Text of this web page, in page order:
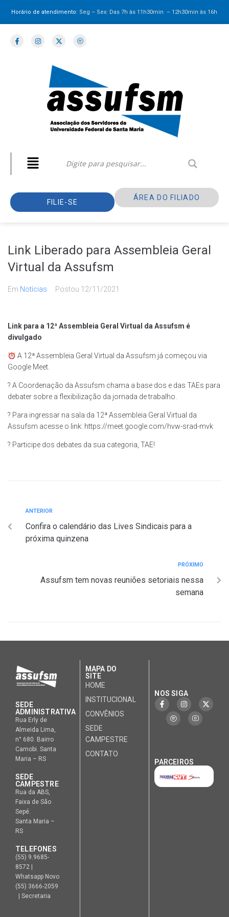
Horário de atendimento: Seg – Sex: Das 7h às 11h30min – 12h30minàs 16h
FILIE-SE
ÁREA DO FILIADO
Link Liberado para Assembleia Geral
Virtual da Assufsm
Em Notícias Postou 12/11/2021
Link para a 12ª Assembleia Geral Virtual da Assufsm é
divulgado
A 12ª Assembleia Geral Virtual da Assufsm já começou via
Google Meet.
?️ A Coordenação da Assufsm chama a base dos e das TAEs para
debater sobre a flexibilização da jornada de trabalho.
? Para ingressar na sala da 12ª Assembleia Geral Virtual da
Assufsm acesse o link: https://meet.google.com/hvw-srad-mvk
? Participe dos debates da sua categoria, TAE!
ANTERIOR
Confira o calendário das Lives Sindicais para a
próxima quinzena
PRÓXIMO
Assufsm tem novas reuniões setoriais nessa
semana
SEDE
ADMINISTRATIVA
Rua Erly de
Almeida Lima,
n° 680. Bairro
Camobi. Santa
Maria – RS
SEDE
CAMPESTRE
Rua da ABS,
Faixa de São
Sepé.
Santa Maria –
RS
TELEFONES
(55) 9.9685-
8572 |
Whatsapp Novo
(55) 3666-2059
| Secretaria
MAPA DO
SITE
HOME
INSTITUCIONAL
CONVÊNIOS
SEDE
CAMPESTRE
CONTATO
NOS SIGA
PARCEIROS